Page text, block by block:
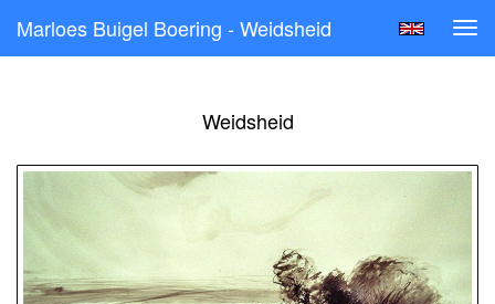
Marloes Buigel Boering - Weidsheid
Weidsheid